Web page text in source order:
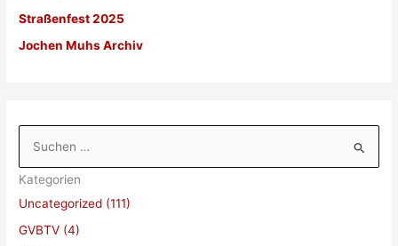
Straßenfest 2025
Jochen Muhs Archiv
c
h
e
Kategorien
Uncategorized (111)
GVBTV (4)